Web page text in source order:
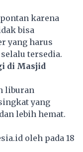
karena
bisa
yang harus
tersedia.
di Masjid
liburan
yang
lebih hemat.
oleh pada 18